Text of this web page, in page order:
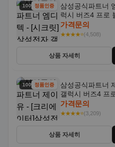
100% 할인
정품인증
삼성공식파트너
럭시 버즈4 프로
R640N
가격문의
★★★★⭐(4,508)
상품 자세히
100% 할인
정품인증
삼성공식파트너
갤럭시 버즈4 프
SM-R640N
가격문의
★★★★⭐(3,209)
상품 자세히